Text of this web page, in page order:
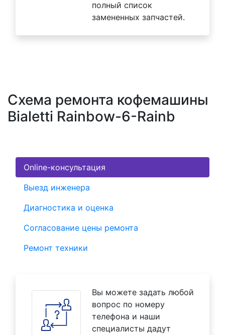
полный список
замененных запчастей.
Схема ремонта кофемашины
Bialetti Rainbow-6-Rainb
Online-консультация
Выезд инженера
Диагностика и оценка
Согласование цены ремонта
Ремонт техники
Вы можете задать любой
вопрос по номеру
телефона и наши
специалисты дадут